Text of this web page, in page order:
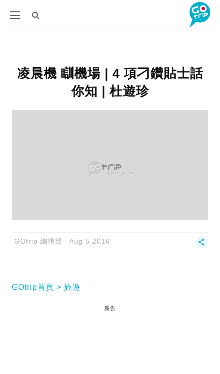
凌晨機 瞓機場 | 4 項刁鑽貼士話
你知 | 杜遊珍
GOtrip 編輯部 Aug 5 2016
GOtrip首頁 旅遊
廣告